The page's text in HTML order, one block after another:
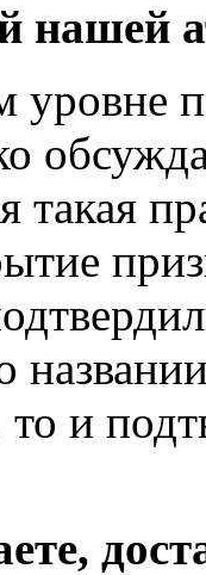
нашей
такая
то и